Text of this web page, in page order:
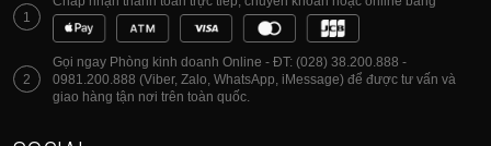
1
2
Gọi ngay Phòng kinh doanh Online - ĐT: (028) 38.200.888 -
0981.200.888 (Viber, Zalo, WhatsApp, iMessage) để được tư vấn và
giao hàng tận nơi trên toàn quốc.